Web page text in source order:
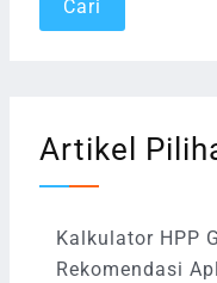
Artikel
Kalkulator HPP
Rekomendasi